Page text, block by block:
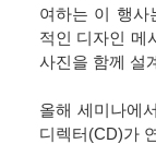
여하는 이 행사
적인 디자인 메
사진을 함께 설
올해 세미나에
디렉터(CD)가